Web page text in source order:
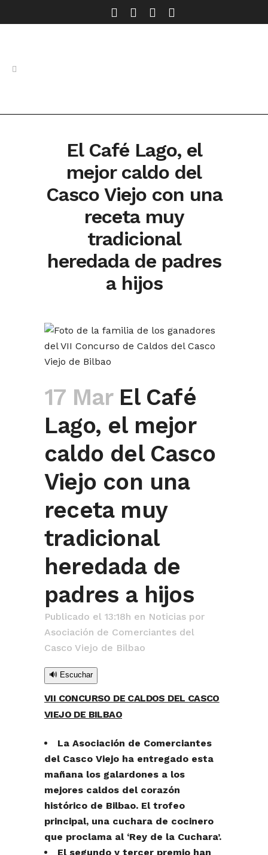
El Café Lago, el
mejor caldo del
Casco Viejo con una
receta muy
tradicional
heredada de padres
a hijos
17 MarEl Café
Lago, el mejor
caldo del Casco
Viejo con una
receta muy
tradicional
heredada de
padres a hijos
Publicado el 13:18h en Noticias por
Asociación de Comerciantes del
Casco Viejo de Bilbao
🔊 Escuchar
VII CONCURSO DE CALDOS DEL CASCO
VIEJO DE BILBAO
La Asociación de Comerciantes
del Casco Viejo ha entregado esta
mañana los galardones a los
mejores caldos del corazón
histórico de Bilbao. El trofeo
principal, una cuchara de cocinero
que proclama al ‘Rey de la Cuchara’.
El segundo y tercer premio han